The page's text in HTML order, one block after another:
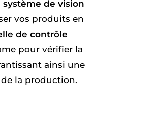
système de vision
vos produits en
de contrôle
pour vérifier la
ainsi une
la production.